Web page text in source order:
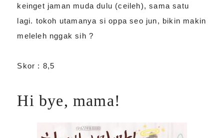
keinget jaman muda dulu (ceileh), sama satu
lagi. tokoh utamanya si oppa seo jun, bikin makin
meleleh nggak sih ?
Skor : 8,5
Hi bye, mama!